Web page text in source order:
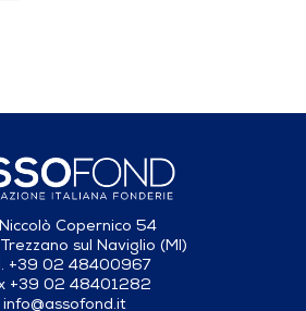
Copernico 54
sul Naviglio (MI)
+39 02 48400967
+39 02 48401282
info@assofond.it